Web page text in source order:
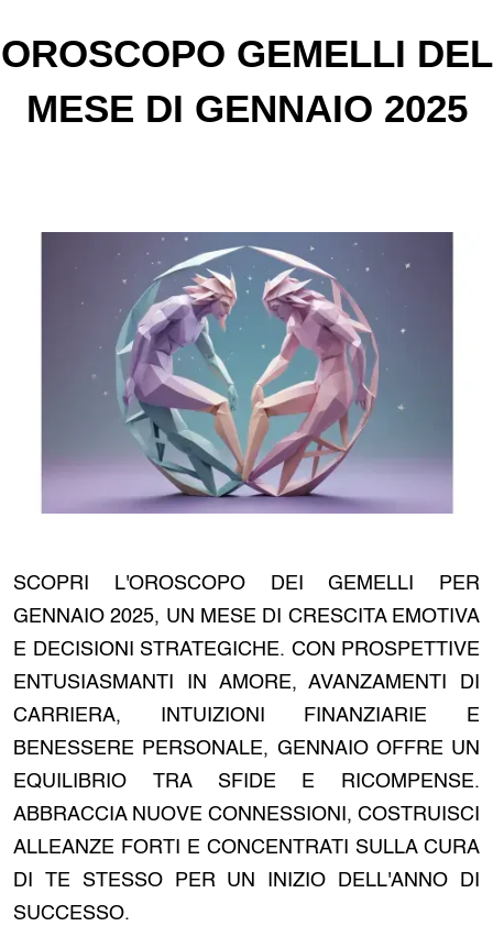
OROSCOPO GEMELLI DEL
MESE DI GENNAIO 2025
SCOPRI L'OROSCOPO DEI GEMELLI PER
GENNAIO 2025, UN MESE DI CRESCITA EMOTIVA
E DECISIONI STRATEGICHE. CON PROSPETTIVE
ENTUSIASMANTI IN AMORE, AVANZAMENTI DI
CARRIERA, INTUIZIONI FINANZIARIE E
BENESSERE PERSONALE, GENNAIO OFFRE UN
EQUILIBRIO TRA SFIDE E RICOMPENSE.
ABBRACCIA NUOVE CONNESSIONI, COSTRUISCI
ALLEANZE FORTI E CONCENTRATI SULLA CURA
DI TE STESSO PER UN INIZIO DELL'ANNO DI
SUCCESSO.